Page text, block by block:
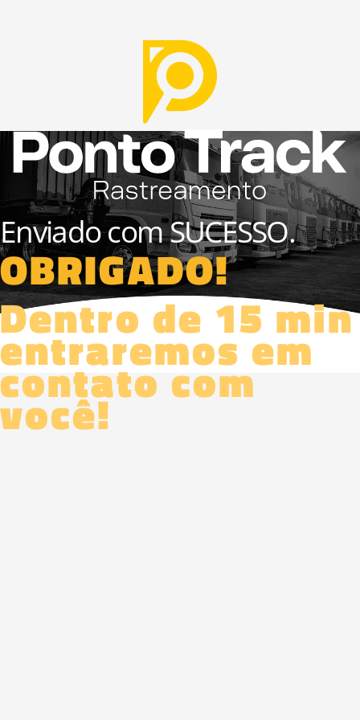
Enviado com SUCESSO.
OBRIGADO!
Dentro de 15 min
entraremos em
contato com
você!